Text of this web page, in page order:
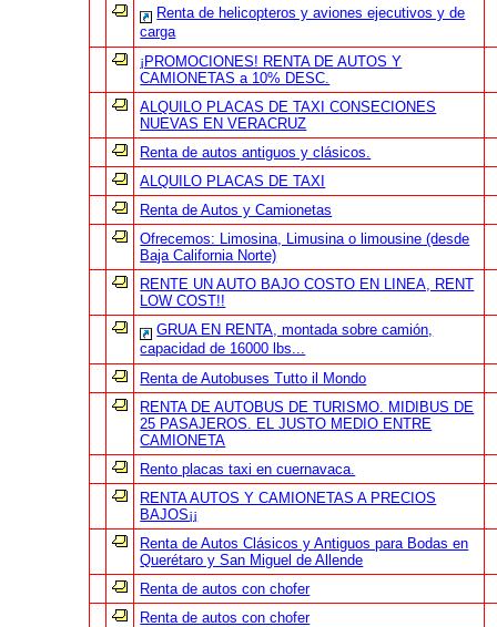
Renta de helicopteros y aviones ejecutivos y de
carga
¡PROMOCIONES! RENTA DE AUTOS Y
CAMIONETAS a 10% DESC.
ALQUILO PLACAS DE TAXI CONSECIONES
NUEVAS EN VERACRUZ
Renta de autos antiguos y clásicos.
ALQUILO PLACAS DE TAXI
Renta de Autos y Camionetas
Ofrecemos: Limosina, Limusina o limousine (desde
Baja California Norte)
RENTE UN AUTO BAJO COSTO EN LINEA, RENT
LOW COST!!
GRUA EN RENTA, montada sobre camión,
capacidad de 16000 lbs...
Renta de Autobuses Tutto il Mondo
RENTA DE AUTOBUS DE TURISMO. MIDIBUS DE
25 PASAJEROS. EL JUSTO MEDIO ENTRE
CAMIONETA
Rento placas taxi en cuernavaca.
RENTA AUTOS Y CAMIONETAS A PRECIOS
BAJOS¡¡
Renta de Autos Clásicos y Antiguos para Bodas en
Querétaro y San Miguel de Allende
Renta de autos con chofer
Renta de autos con chofer